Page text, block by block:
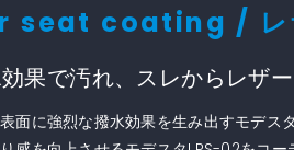
seat coating / レ
果で汚れ、スレからレザ
面に強烈な撥水効果を生み出すモデ